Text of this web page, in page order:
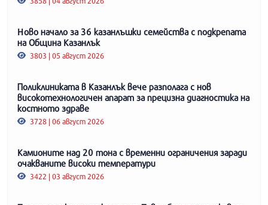
Ново начало за 36 казанлъшки семейства с подкрепата
на Община Казанлък
3803 | 05 август 2026
Поликлиниката в Казанлък вече разполага с нов
високотехнологичен апарат за прецизна диагностика на
костното здраве
3728 | 06 август 2026
Камионите над 20 тона с временни ограничения заради
очакваните високи температури
3422 | 03 август 2026